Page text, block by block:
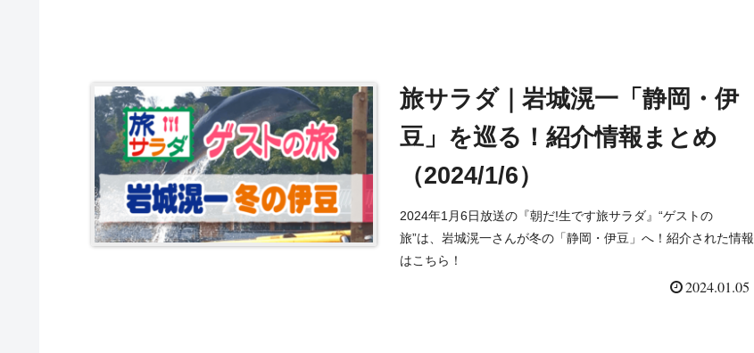
旅サラダ｜岩城滉一「静岡・伊
豆」を巡る！紹介情報まとめ
（2024/1/6）
2024年1月6日放送の『朝だ!生です旅サラダ』“ゲストの
旅”は、岩城滉一さんが冬の「静岡・伊豆」へ！紹介された情報
はこちら！
2024.01.05